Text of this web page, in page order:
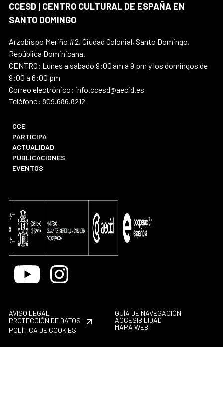
CCESD | CENTRO CULTURAL DE ESPAÑA EN
SANTO DOMINGO
Arzobispo Meriño #2, Ciudad Colonial, Santo Domingo,
República Dominicana.
CENTRO: Lunes a sábado 9:00 am a 9 pm y los domingos de
9:00 a 6:00 pm
Correo electrónico: info.ccesd@aecid.es
Teléfono: 809.686.8212
CCE
PARTICIPA
ACTUALIDAD
PUBLICACIONES
EVENTOS
Youtube Instagram
AVISO LEGAL
PROTECCIÓN DE DATOS
POLÍTICA DE COOKIES
GUÍA DE NAVEGACIÓN
ACCESIBILIDAD
MAPA WEB